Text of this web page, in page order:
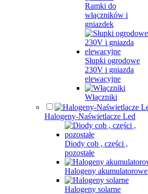
Ramki do
włączników i
gniazdek
Słupki ogrodowe
230V i gniazda
elewacyjne
Włączniki
Halogeny-Naświetlacze Led
Diody cob , części ,
pozostałe
Halogeny akumulatorowe
Halogeny solarne